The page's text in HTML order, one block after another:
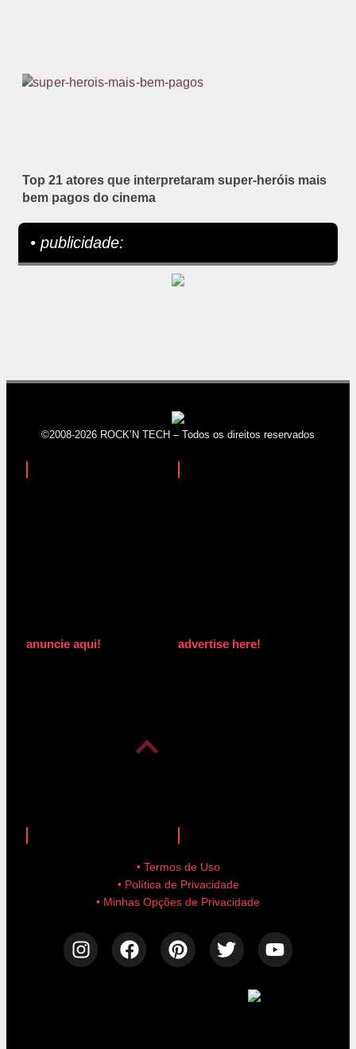
Top 21 atores que interpretaram super-heróis mais
bem pagos do cinema
• publicidade:
©2008-2026 ROCK’N TECH – Todos os direitos reservados
anuncie aqui! advertise here!
• Termos de Uso
• Política de Privacidade
• Minhas Opções de Privacidade